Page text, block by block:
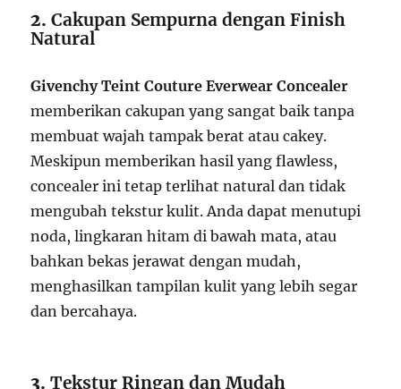
2.Cakupan Sempurna dengan Finish
Natural
Givenchy Teint Couture Everwear Concealer
memberikan cakupan yang sangat baik tanpa
membuat wajah tampak berat atau cakey.
Meskipun memberikan hasil yang flawless,
concealer ini tetap terlihat natural dan tidak
mengubah tekstur kulit. Anda dapat menutupi
noda, lingkaran hitam di bawah mata, atau
bahkan bekas jerawat dengan mudah,
menghasilkan tampilan kulit yang lebih segar
dan bercahaya.
3.Tekstur Ringan dan Mudah